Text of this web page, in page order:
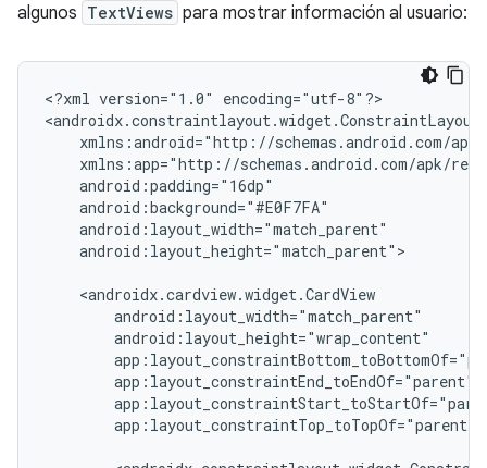
algunos TextViews para mostrar información al usuario:
<?xml version="1.0"
encoding="utf-8"?>
android:layout_height="match_parent">
app:layout_constraintTop_toTopOf="parent">